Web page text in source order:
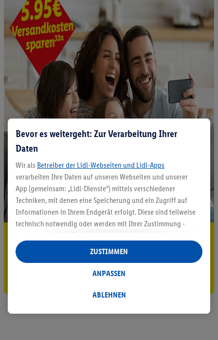
5.95 € Versand sparen³²ᵃ
Jetzt zum Newsletter anmelden
Gutschein sichern!
Bevor es weitergeht: Zur Verarbeitung Ihrer
Daten
Wir als Betreiber der Lidl-Webseiten und Lidl-Apps
verarbeiten Ihre Daten auf unseren Webseiten und unserer
App (gemeinsam: „Lidl-Dienste“) mittels verschiedener
Techniken, mit denen eine Speicherung und ein Zugriff auf
Informationen in Ihrem Endgerät erfolgt. Diese sind teilweise
technisch notwendig oder werden mit Ihrer Zustimmung -
auch durch Partner (u.a.
Verantwortliche; im Zusammenhang mit dem IAB TCF
insgesamt
Statistik-Erstellung oder für personalisierte Werbung
Datenverarbeitungen für personalisierte Werbung werden
ABLEHNEN
ANPASSEN
ZUSTIMMEN